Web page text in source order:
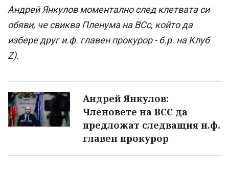
Андрей Янкулов моментално след клетвата си
обяви, че свиква Пленума на ВСс, който да
избере друг и.ф. главен прокурор - б.р. на Клуб
Z).
Андрей Янкулов:
Членовете на ВСС да
предложат следващия и.ф.
главен прокурор